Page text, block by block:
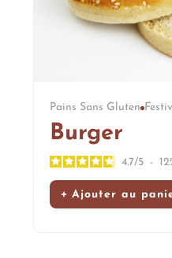
Pains Sans Gluten
Burger
4.7/5 -
Ajouter au